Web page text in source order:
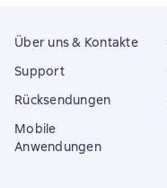
Über uns & Kontakte
Support
Rücksendungen
Mobile
Anwendungen